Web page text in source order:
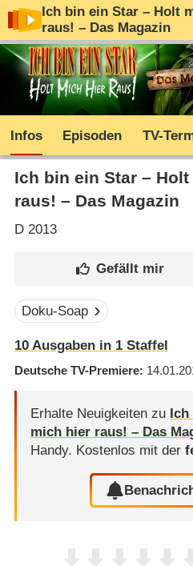
Ich bin ein Star – Holt
raus! – Das Magazin
Infos Episoden TV-
Ich bin ein Star –
raus! – Das Magazin
D2013
Doku-Soap
10 Ausgaben in 1 Staffel
Deutsche TV-Premiere
Erhalte Neuigkeiten zu
mich hier raus! – Das
Handy. Kostenlos mit der